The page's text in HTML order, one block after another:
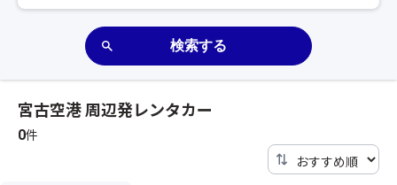
宮古空港 周辺発レンタカー
0件
検索する